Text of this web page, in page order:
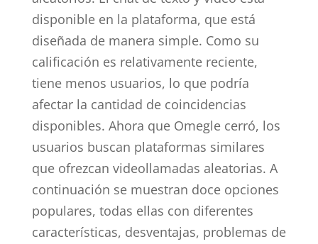
disponible en la plataforma, que está
diseñada de manera simple. Como su
calificación es relativamente reciente,
tiene menos usuarios, lo que podría
afectar la cantidad de coincidencias
disponibles. Ahora que Omegle cerró, los
usuarios buscan plataformas similares
que ofrezcan videollamadas aleatorias. A
continuación se muestran doce opciones
populares, todas ellas con diferentes
características, desventajas, problemas de